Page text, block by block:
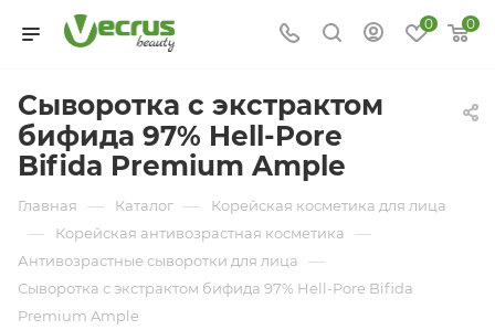
0 0
Сыворотка с экстрактом
бифида 97% Hell-Pore
Bifida Premium Ample
Главная — Каталог — Корейская косметика для лица
— Корейская антивозрастная косметика —
Антивозрастные сыворотки для лица —
Сыворотка с экстрактом бифида 97% Hell-Pore Bifida
Premium Ample